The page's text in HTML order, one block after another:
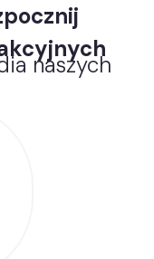
naszych